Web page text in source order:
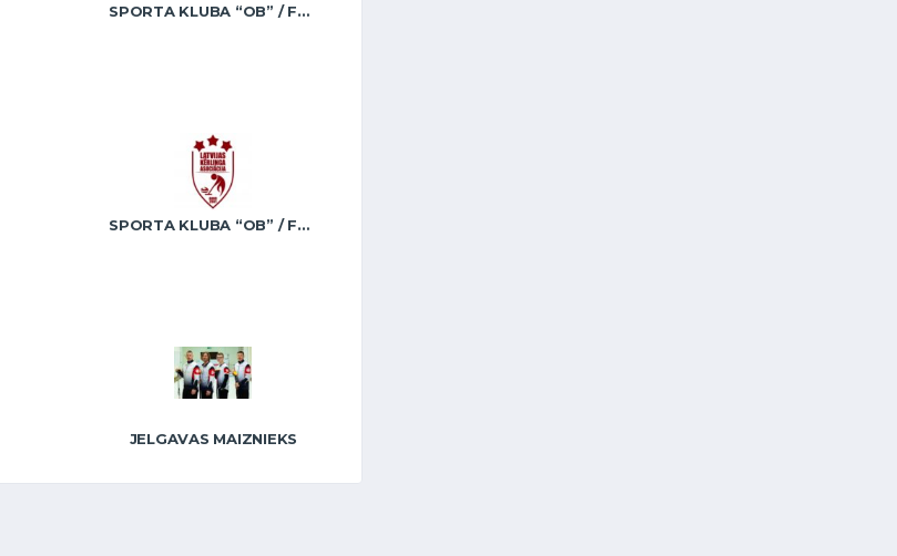
SPORTA KLUBA “OB” / FREIDENSONS
SPORTA KLUBA “OB” / FREIDENSONS
JELGAVAS MAIZNIEKS